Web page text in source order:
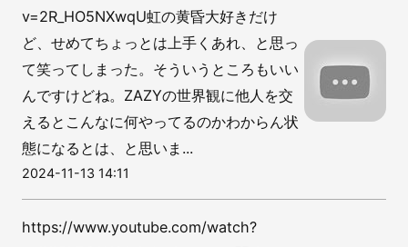
v=2R_HO5NXwqU虹の黄昏大好きだけ
ど、せめてちょっとは上手くあれ、と思っ
て笑ってしまった。そういうところもいい
んですけどね。ZAZYの世界観に他人を交
えるとこんなに何やってるのかわからん状
態になるとは、と思いま...
2024-11-13 14:11
https://www.youtube.com/watch?